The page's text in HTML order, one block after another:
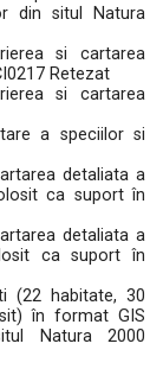
din situl Natura
si cartarea
Retezat
si cartarea
a speciilor si
detaliata a
ca suport în
detaliata a
ca suport în
(22 habitate, 30
în format GIS
Natura 2000